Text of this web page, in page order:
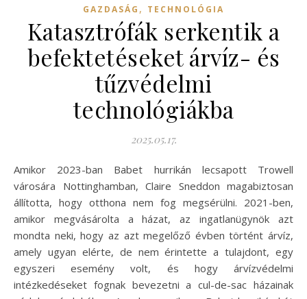
GAZDASÁG , TECHNOLÓGIA
Katasztrófák serkentik a
befektetéseket árvíz- és
tűzvédelmi
technológiákba
2025.05.17.
Amikor 2023-ban Babet hurrikán lecsapott Trowell
városára Nottinghamban, Claire Sneddon magabiztosan
állította, hogy otthona nem fog megsérülni. 2021-ben,
amikor megvásárolta a házat, az ingatlanügynök azt
mondta neki, hogy az azt megelőző évben történt árvíz,
amely ugyan elérte, de nem érintette a tulajdont, egy
egyszeri esemény volt, és hogy árvízvédelmi
intézkedéseket fognak bevezetni a cul-de-sac házainak